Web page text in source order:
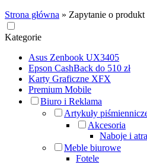
Strona główna » Zapytanie o
Kategorie
Asus Zenbook UX3405
Epson CashBack do 510 zł
Karty Graficzne XFX
Premium Mobile
Biuro i Reklama
Artykuły
Akcesoria
Naboje i
Meble biurowe
Fotele